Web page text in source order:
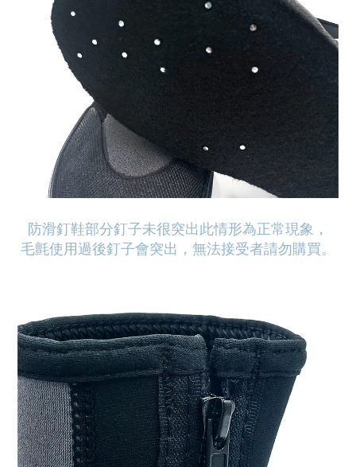
防滑釘鞋部分釘子未很突出此情形為正常現象，
毛氈使用過後釘子會突出，無法接受者請勿購買。